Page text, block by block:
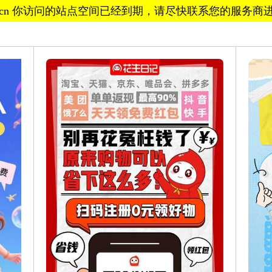
你访问的站点空间已经到期，请尽快联系您的服务商